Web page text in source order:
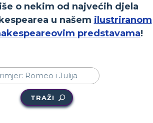
o nekim od najvećih djela
u našem ilustriranom
predstavama!
TRAŽI